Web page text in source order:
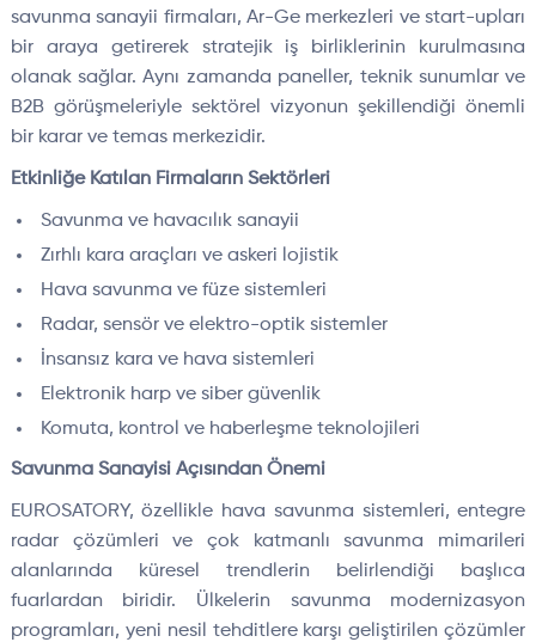
savunma sanayii firmaları, Ar-Ge merkezleri ve start-upları
bir araya getirerek stratejik iş birliklerinin kurulmasına
olanak sağlar. Aynı zamanda paneller, teknik sunumlar ve
B2B görüşmeleriyle sektörel vizyonun şekillendiği önemli
bir karar ve temas merkezidir.
Etkinliğe Katılan Firmaların Sektörleri
Savunma ve havacılık sanayii
Zırhlı kara araçları ve askeri lojistik
Hava savunma ve füze sistemleri
Radar, sensör ve elektro-optik sistemler
İnsansız kara ve hava sistemleri
Elektronik harp ve siber güvenlik
Komuta, kontrol ve haberleşme teknolojileri
Savunma Sanayisi Açısından Önemi
EUROSATORY, özellikle hava savunma sistemleri, entegre
radar çözümleri ve çok katmanlı savunma mimarileri
alanlarında küresel trendlerin belirlendiği başlıca
fuarlardan biridir. Ülkelerin savunma modernizasyon
programları, yeni nesil tehditlere karşı geliştirilen çözümler